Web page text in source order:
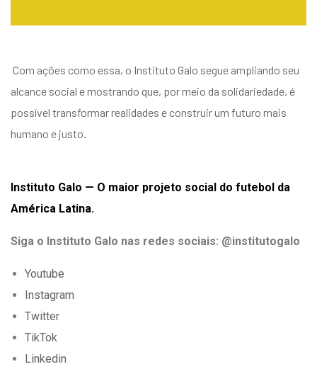
Com ações como essa, o Instituto Galo segue ampliando seu
alcance social e mostrando que, por meio da solidariedade, é
possível transformar realidades e construir um futuro mais
humano e justo.
Instituto Galo — O maior projeto social do futebol da
América Latina.
Siga o Instituto Galo nas redes sociais: @institutogalo
Youtube
Instagram
Twitter
TikTok
Linkedin